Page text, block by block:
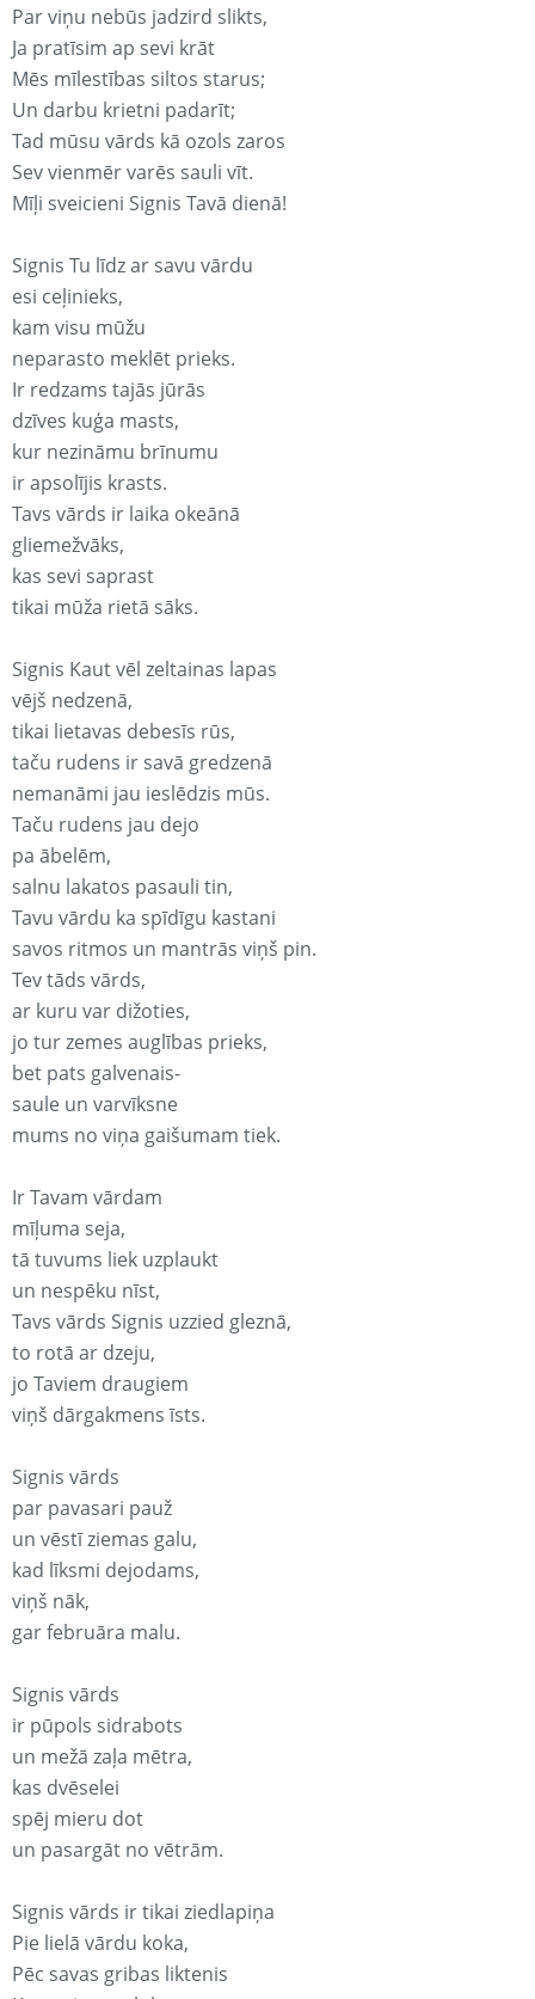
Par viņu nebūs jadzird slikts,
Ja pratīsim ap sevi krāt
Mēs mīlestības siltos starus;
Un darbu krietni padarīt;
Tad mūsu vārds kā ozols zaros
Sev vienmēr varēs sauli vīt.
Mīļi sveicieni Signis Tavā dienā!
Signis Tu līdz ar savu vārdu
esi ceļinieks,
kam visu mūžu
neparasto meklēt prieks.
Ir redzams tajās jūrās
dzīves kuģa masts,
kur nezināmu brīnumu
ir apsolījis krasts.
Tavs vārds ir laika okeānā
gliemežvāks,
kas sevi saprast
tikai mūža rietā sāks.
Signis Kaut vēl zeltainas lapas
vējš nedzenā,
tikai lietavas debesīs rūs,
taču rudens ir savā gredzenā
nemanāmi jau ieslēdzis mūs.
Taču rudens jau dejo
pa ābelēm,
salnu lakatos pasauli tin,
Tavu vārdu ka spīdīgu kastani
savos ritmos un mantrās viņš pin.
Tev tāds vārds,
ar kuru var dižoties,
jo tur zemes auglības prieks,
bet pats galvenais-
saule un varvīksne
mums no viņa gaišumam tiek.
Ir Tavam vārdam
mīļuma seja,
tā tuvums liek uzplaukt
un nespēku nīst,
Tavs vārds Signis uzzied gleznā,
to rotā ar dzeju,
jo Taviem draugiem
viņš dārgakmens īsts.
Signis vārds
par pavasari pauž
un vēstī ziemas galu,
kad līksmi dejodams,
viņš nāk,
gar februāra malu.
Signis vārds
ir pūpols sidrabots
un mežā zaļa mētra,
kas dvēselei
spēj mieru dot
un pasargāt no vētrām.
Signis vārds ir tikai ziedlapiņa
Pie lielā vārdu koka,
Pēc savas gribas liktenis